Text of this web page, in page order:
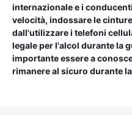
internazionale e i
velocità, indossare le
dall'utilizzare i telefoni
legale per l'alcol durante la
importante essere a
rimanere al sicuro durante